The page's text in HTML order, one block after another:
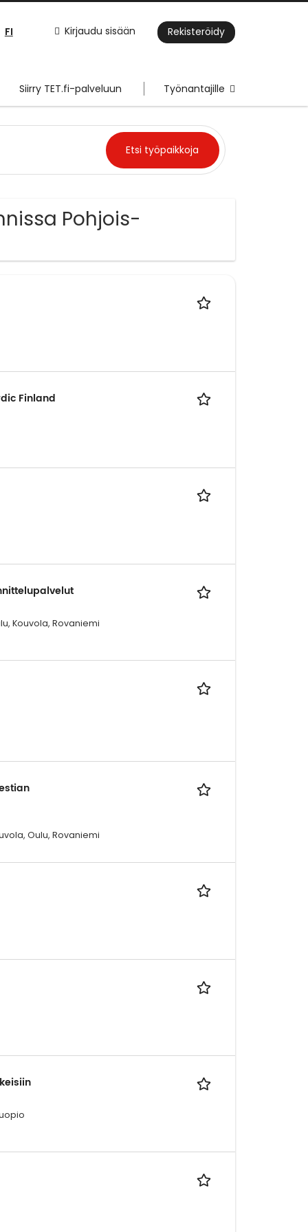
Kirjaudu sisään Rekisteröidy
FI
Siirry TET.fi-palveluun Työnantajille
Pohjois-
Finland
Kouvola, Rovaniemi
Oulu, Rovaniemi